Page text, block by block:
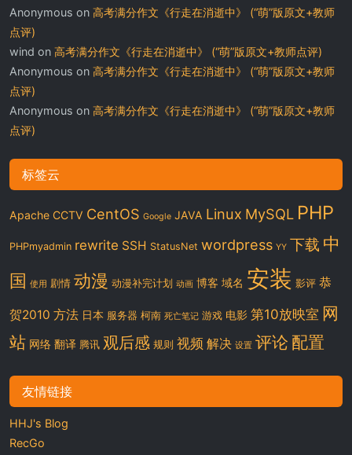
Anonymous on 高考满分作文《行走在消逝中》 (“萌”版原文+教师
点评)
wind on 高考满分作文《行走在消逝中》 (“萌”版原文+教师点评)
Anonymous on 高考满分作文《行走在消逝中》 (“萌”版原文+教师
点评)
Anonymous on 高考满分作文《行走在消逝中》 (“萌”版原文+教师
点评)
标签云
Apache CCTV CentOS Google JAVA Linux MySQL PHP
PHPmyadmin rewrite SSH StatusNet wordpress YY 下载 中
国 使用 剧情 动漫 动漫补完计划 动画 博客 域名 安装 影评 恭
贺2010 方法 日本 服务器 柯南 死亡笔记 游戏 电影 第10放映室 网
站 网络 翻译 腾讯 观后感 规则 视频 解决 设置 评论 配置
友情链接
HHJ's Blog
RecGo